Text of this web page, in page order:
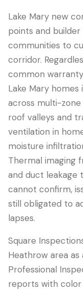
Lake Mary new
points and
communities to
corridor.
common
Lake Mary homes
across multi-
roof valleys and
ventilation in
moisture
Thermal imaging
and duct leakage
cannot confirm,
still obligated to
lapses.
Square
Heathrow area as
Professional
reports with